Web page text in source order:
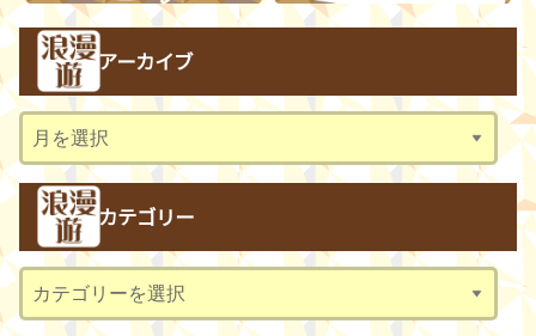
アーカイブ
ー
カテゴリー
テ